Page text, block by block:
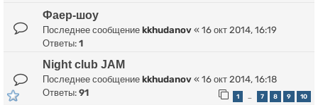
Фаер-шоу
Последнее сообщение kkhudanov « 16 окт 2014, 16:19
Ответы: 1
Night club JAM
Последнее сообщение kkhudanov « 16 окт 2014, 16:18
Ответы: 91 1 … 7 8 9 10